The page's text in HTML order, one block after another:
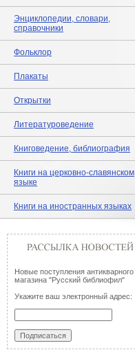
Энциклопедии, словари,
справочники
Фольклор
Плакаты
Открытки
Литературоведение
Книговедение, библиография
Книги на церковно-славянском
языке
Книги на иностранных языках
Новые поступления антикварного
магазина "Русский библиофил"
Укажите ваш электронный адрес: